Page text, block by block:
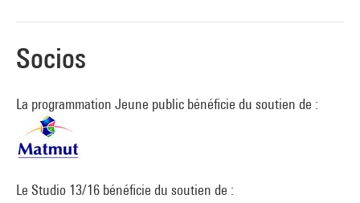
Socios
La programmation Jeune public bénéficie du soutien de :
Le Studio 13/16 bénéficie du soutien de :